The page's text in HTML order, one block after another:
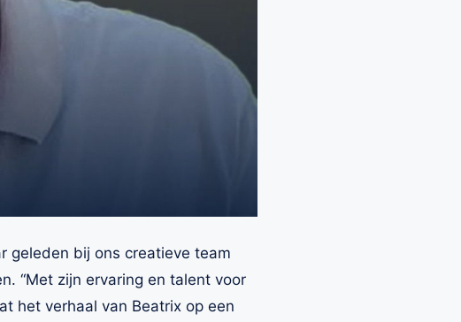
geleden bij ons creatieve team
“Met zijn ervaring en talent voor
het verhaal van Beatrix op een